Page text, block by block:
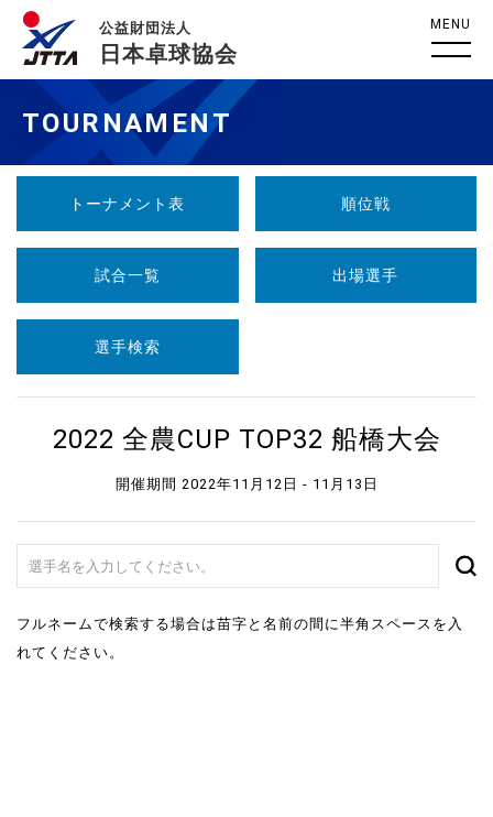
公益財団法人
日本卓球協会
MENU
TOURNAMENT
トーナメント表 順位戦
試合一覧 出場選手
選手検索
2022 全農CUP TOP32 船橋大会
開催期間 2022年11月12日 - 11月13日
フルネームで検索する場合は苗字と名前の間に半角スペースを入
れてください。